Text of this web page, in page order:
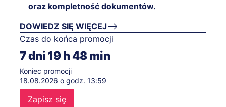
oraz kompletność dokumentów.
DOWIEDZ SIĘ WIĘCEJ
Czas do końca promocji
7dni 19h48min
Koniec promocji
18.08.2026 o godz. 13:59
Zapisz się